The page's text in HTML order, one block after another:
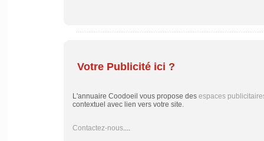
Votre Publicité ici ?
L'annuaire Coodoeil vous propose des espaces
contextuel avec lien vers votre site.
Contactez-nous....